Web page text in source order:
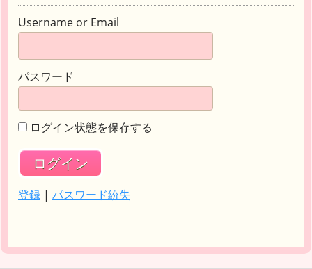
Username or Email
パスワード
ログイン状態を保存する
登録 | パスワード紛失